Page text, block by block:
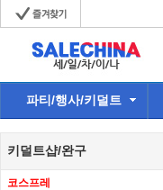
파티/행사/키덜트
키덜트샵/완구
코스프레